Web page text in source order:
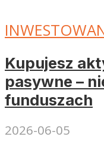
Kupujesz
pasywne –
funduszach
2026-06-05